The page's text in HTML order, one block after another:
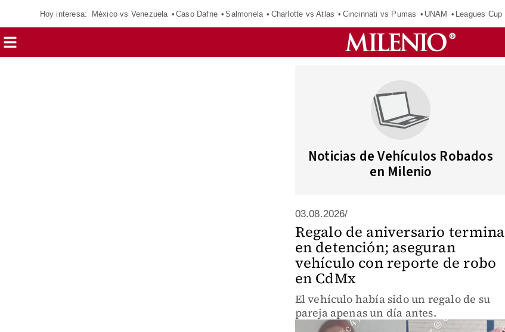
Hoy interesa: México vs Venezuela Caso Dafne Salmonela Charlotte vs Atlas Cincinnati vs Pumas UNAM Leagues Cup
Noticias de Vehículos Robados
en Milenio
03.08.2026/
Regalo de aniversario termina
en detención; aseguran
vehículo con reporte de robo
en CdMx
El vehículo había sido un regalo de su
pareja apenas un día antes.